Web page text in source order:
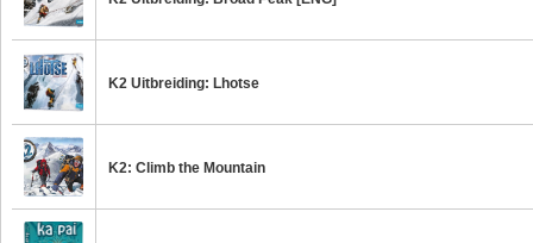
K2 Uitbreiding: Lhotse
K2: Climb the Mountain